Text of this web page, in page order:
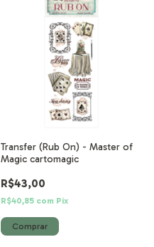
Transfer (Rub On) - Master of
Magic cartomagic
R$43,00
R$40,85 com Pix